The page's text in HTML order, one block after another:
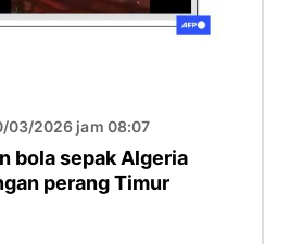
03/2026 jam 08:07
bola sepak Algeria
perang Timur